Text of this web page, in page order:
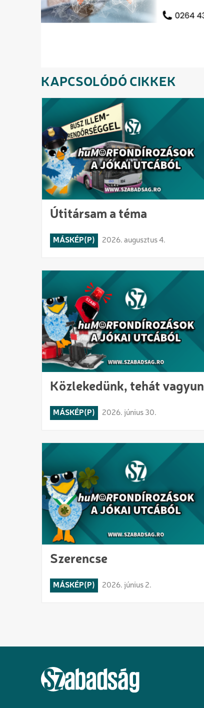
KAPCSOLÓDÓ CIKKEK
Útitársam a téma
MÁSKÉP(P) 2026. augusztus 4.
Közlekedünk, tehát
MÁSKÉP(P) 2026. június 30.
Szerencse
MÁSKÉP(P) 2026. június 2.